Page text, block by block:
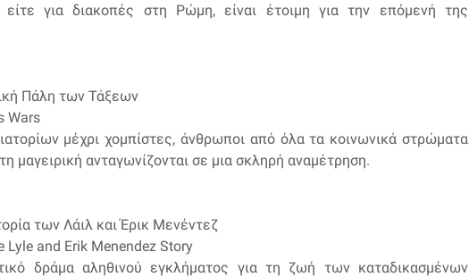
είτε για διακοπές στη Ρώμη, είναι έτοιμη για την επόμενή της
Πάλη των Τάξεων
Wars
μέχρι χομπίστες, άνθρωποι από όλα τα κοινωνικά στρώματα
μαγειρική ανταγωνίζονται σε μια σκληρή αναμέτρηση.
των Λάιλ και Έρικ Μενέντεζ
Lyle and Erik Menendez Story
δράμα αληθινού εγκλήματος για τη ζωή των καταδικασμένων